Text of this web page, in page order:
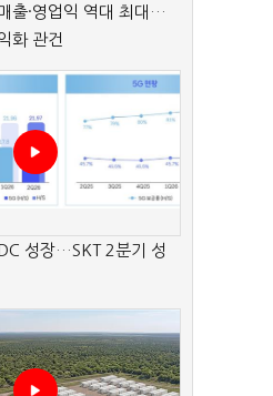
출·영업익 역대 최대…
화 관건
성장…SKT 2분기 성